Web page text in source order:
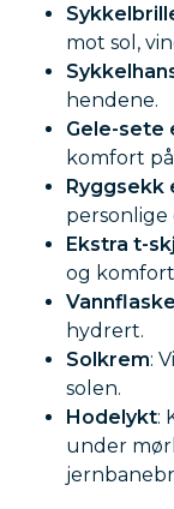
mot sol,
hendene.
Gele-sete
komfort
Ryggsekk
personlige
Ekstra t-
og
hydrert.
Solkrem:
solen.
Hodelykt:
under